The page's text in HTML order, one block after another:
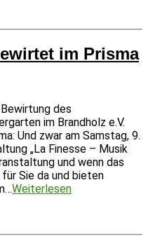
im Prisma
des
im Brandholz e.V.
Und zwar am Samstag, 9.
„La Finesse – Musik
und wenn das
Sie da und bieten
Weiterlesen